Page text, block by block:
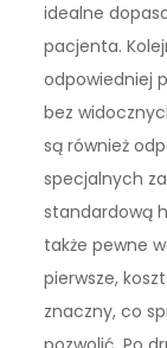
idealne
pacjenta.
odpowiedniej
bez
są również
specjalnych
standardową
także pewne
pierwsze,
znaczny, co